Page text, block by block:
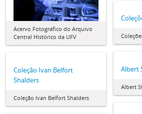
Acervo Fotográfico do Arquivo
Central Histórico da UFV
Albert
Albert
Coleção Ivan Belfort
Shalders
Coleção Ivan Belfort Shalders